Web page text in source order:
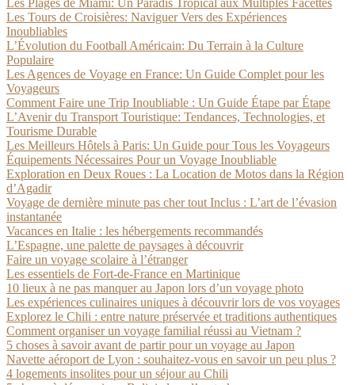
Les Plages de Miami: Un Paradis Tropical aux Multiples Facettes
Les Tours de Croisières: Naviguer Vers des Expériences
Inoubliables
L’Évolution du Football Américain: Du Terrain à la Culture
Populaire
Les Agences de Voyage en France: Un Guide Complet pour les
Voyageurs
Comment Faire une Trip Inoubliable : Un Guide Étape par Étape
L’Avenir du Transport Touristique: Tendances, Technologies, et
Tourisme Durable
Les Meilleurs Hôtels à Paris: Un Guide pour Tous les Voyageurs
Équipements Nécessaires Pour un Voyage Inoubliable
Exploration en Deux Roues : La Location de Motos dans la Région
d’Agadir
Voyage de dernière minute pas cher tout Inclus : L’art de l’évasion
instantanée
Vacances en Italie : les hébergements recommandés
L’Espagne, une palette de paysages à découvrir
Faire un voyage scolaire à l’étranger
Les essentiels de Fort-de-France en Martinique
10 lieux à ne pas manquer au Japon lors d’un voyage photo
Les expériences culinaires uniques à découvrir lors de vos voyages
Explorez le Chili : entre nature préservée et traditions authentiques
Comment organiser un voyage familial réussi au Vietnam ?
5 choses à savoir avant de partir pour un voyage au Japon
Navette aéroport de Lyon : souhaitez-vous en savoir un peu plus ?
4 logements insolites pour un séjour au Chili